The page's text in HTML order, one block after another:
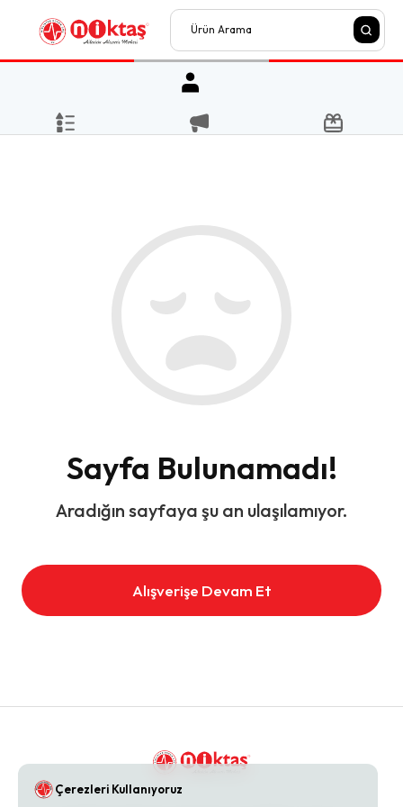
Sayfa Bulunamadı!
Aradığın sayfaya şu an ulaşılamıyor.
Alışverişe Devam Et
Çerezleri Kullanıyoruz